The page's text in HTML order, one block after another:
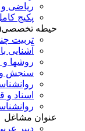
ریاضی و
پکیج
حیطه
تربیت
آشنایی
روشها
سنجش و
اسناد
عنوان مشاغل
دبير